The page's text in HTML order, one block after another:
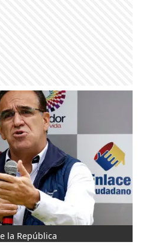
la República